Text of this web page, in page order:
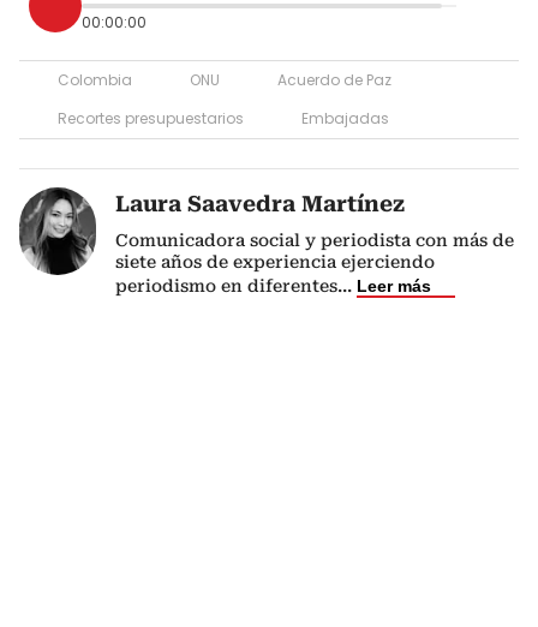
00:00:00
Colombia ONU
Acuerdo de Paz
Recortes presupuestarios
Embajadas
Laura Saavedra Martínez
Comunicadora social y periodista con más de
siete años de experiencia ejerciendo
periodismo en diferentes... Leer más